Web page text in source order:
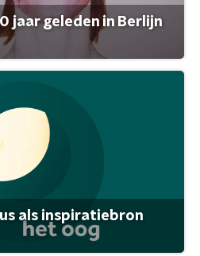
jaar geleden in Berlijn
als inspiratiebron